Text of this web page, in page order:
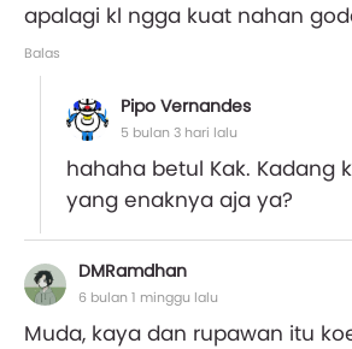
apalagi kl ngga kuat nahan
Balas
Pipo Vernandes
5 bulan 3 hari lalu
hahaha betul Kak. Kadang
yang enaknya aja ya?
DMRamdhan
6 bulan 1 minggu lalu
Muda, kaya dan rupawan itu